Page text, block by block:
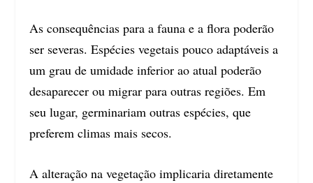
As consequências para a fauna e a flora poderão
ser severas. Espécies vegetais pouco adaptáveis a
um grau de umidade inferior ao atual poderão
desaparecer ou migrar para outras regiões. Em
seu lugar, germinariam outras espécies, que
preferem climas mais secos.
A alteração na vegetação implicaria diretamente